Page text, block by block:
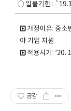
○ 일몰기한 :
개정이유: 중소
야 기업 지원
적용시기: ’20.
공감